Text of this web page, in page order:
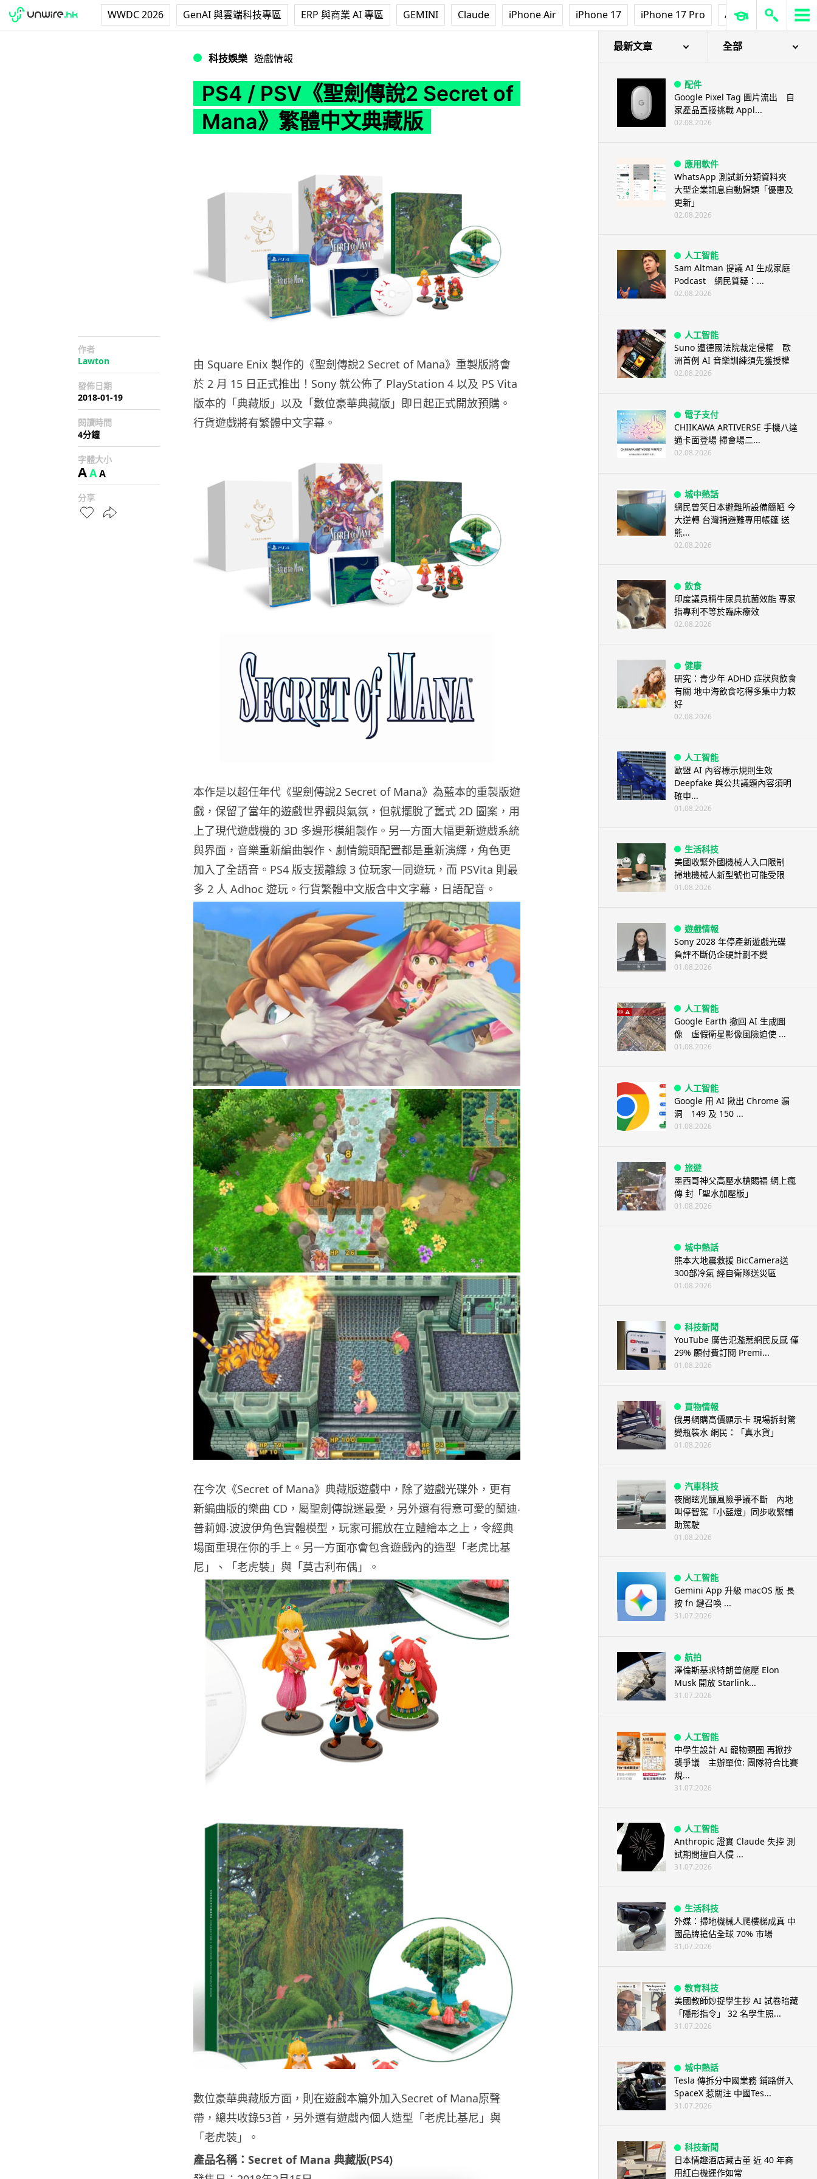
WWDC 2026 GenAI 與雲端科技專區 ERP 與商業 AI 專區 GEMINI Claude iPhone Air iPhone 17 iPhone 17 Pro AirPods Pro 3
科技娛樂 遊戲情報
PS4 / PSV《聖劍傳說2 Secret of
Mana》繁體中文典藏版
作者
Lawton
發佈日期
2018-01-19
閱讀時間
4分鐘
字體大小
AAA
分享
由 Square Enix 製作的《聖劍傳說2 Secret of Mana》重製版將會
於 2 月 15 日正式推出！Sony 就公佈了 PlayStation 4 以及 PS Vita
版本的「典藏版」以及「數位豪華典藏版」即日起正式開放預購。
行貨遊戲將有繁體中文字幕。
本作是以超任年代《聖劍傳說2 Secret of Mana》為藍本的重製版遊
戲，保留了當年的遊戲世界觀與氣氛，但就擺脫了舊式 2D 圖案，用
上了現代遊戲機的 3D 多邊形模組製作。另一方面大幅更新遊戲系統
與界面，音樂重新編曲製作、劇情鏡頭配置都是重新演繹，角色更
加入了全語音。PS4 版支援離線 3 位玩家一同遊玩，而 PSVita 則最
多 2 人 Adhoc 遊玩。行貨繁體中文版含中文字幕，日語配音。
在今次《Secret of Mana》典藏版遊戲中，除了遊戲光碟外，更有
新編曲版的樂曲 CD，屬聖劍傳說迷最愛，另外還有得意可愛的蘭迪‧
普莉姆‧波波伊角色實體模型，玩家可擺放在立體繪本之上，令經典
場面重現在你的手上。另一方面亦會包含遊戲內的造型「老虎比基
尼」、「老虎裝」與「莫古利布偶」。
數位豪華典藏版方面，則在遊戲本篇外加入Secret of Mana原聲
帶，總共收錄53首，另外還有遊戲內個人造型「老虎比基尼」與
「老虎裝」。
產品名稱：Secret of Mana 典藏版(PS4)
最新文章 全部
配件
Google Pixel Tag 圖片流出 自
家產品直接挑戰 Appl...
02.08.2026
應用軟件
WhatsApp 測試新分類資料夾
大型企業訊息自動歸類「優惠及
更新」
02.08.2026
人工智能
Sam Altman 提議 AI 生成家庭
Podcast 網民質疑：...
02.08.2026
人工智能
Suno 遭德國法院裁定侵權 歐
洲首例 AI 音樂訓練須先獲授權
02.08.2026
電子支付
CHIIKAWA ARTIVERSE 手機八達
通卡面登場 掃會場二...
02.08.2026
城中熱話
網民曾笑日本避難所設備簡陋 今
大逆轉 台灣捐避難專用帳篷 送
熊...
02.08.2026
飲食
印度議員稱牛尿具抗菌效能 專家
指專利不等於臨床療效
02.08.2026
健康
研究：青少年 ADHD 症狀與飲食
有關 地中海飲食吃得多集中力較
好
02.08.2026
人工智能
歐盟 AI 內容標示規則生效
Deepfake 與公共議題內容須明
確申...
01.08.2026
生活科技
美國收緊外國機械人入口限制
掃地機械人新型號也可能受限
01.08.2026
遊戲情報
Sony 2028 年停產新遊戲光碟
負評不斷仍企硬計劃不變
01.08.2026
人工智能
Google Earth 撤回 AI 生成圖
像 虛假衛星影像風險迫使 ...
01.08.2026
人工智能
Google 用 AI 揪出 Chrome 漏
洞 149 及 150 ...
01.08.2026
旅遊
墨西哥神父高壓水槍賜福 網上瘋
傳 封「聖水加壓版」
01.08.2026
城中熱話
熊本大地震救援 BicCamera送
300部冷氣 經自衛隊送災區
01.08.2026
科技新聞
YouTube 廣告氾濫惹網民反感 僅
29% 願付費訂閱 Premi...
01.08.2026
買物情報
俄男網購高價顯示卡 現場拆封驚
變瓶裝水 網民：「真水貨」
01.08.2026
汽車科技
夜間眩光釀風險爭議不斷 內地
叫停智駕「小藍燈」同步收緊輔
助駕駛
01.08.2026
人工智能
Gemini App 升級 macOS 版 長
按 fn 鍵召喚 ...
31.07.2026
航拍
澤倫斯基求特朗普施壓 Elon
Musk 開放 Starlink...
31.07.2026
人工智能
中學生設計 AI 寵物頸圈 再掀抄
襲爭議 主辦單位: 團隊符合比賽
規...
31.07.2026
人工智能
Anthropic 證實 Claude 失控 測
試期間擅自入侵 ...
31.07.2026
生活科技
外媒：掃地機械人爬樓梯成真 中
國品牌搶佔全球 70% 市場
31.07.2026
教育科技
美國教師妙捉學生抄 AI 試卷暗藏
「隱形指令」 32 名學生照...
31.07.2026
城中熱話
Tesla 傳拆分中國業務 鋪路併入
SpaceX 惹關注 中國Tes...
31.07.2026
科技新聞
日本情趣酒店藏古董 近 40 年商
用紅白機運作如常